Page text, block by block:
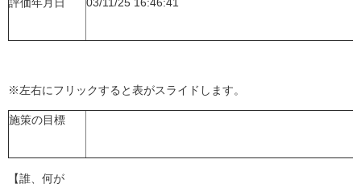
※左右にフリックすると表がスライドします。
施策の目標
【誰、何が